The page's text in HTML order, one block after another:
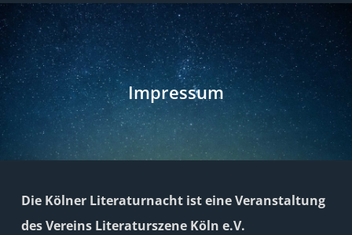
Impressum
Die Kölner Literaturnacht ist eine Veranstaltung
des Vereins Literaturszene Köln e.V.